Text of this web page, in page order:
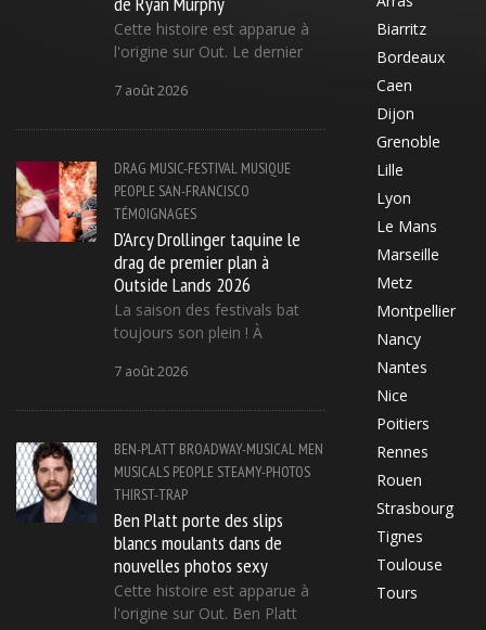
Cette histoire est apparue à
l'origine sur Out. Le dernier
7 août 2026
DRAG MUSIC-FESTIVAL MUSIQUE
PEOPLE SAN-FRANCISCO
TÉMOIGNAGES
D'Arcy Drollinger taquine le
drag de premier plan à
Outside Lands 2026
La saison des festivals bat
toujours son plein ! À
7 août 2026
BEN-PLATT BROADWAY-MUSICAL MEN
MUSICALS PEOPLE STEAMY-PHOTOS
THIRST-TRAP
Ben Platt porte des slips
blancs moulants dans de
nouvelles photos sexy
Cette histoire est apparue à
l'origine sur Out. Ben Platt
Biarritz
Bordeaux
Caen
Dijon
Grenoble
Lille
Lyon
Le Mans
Marseille
Metz
Montpellier
Nancy
Nantes
Nice
Poitiers
Rennes
Rouen
Strasbourg
Tignes
Toulouse
Tours